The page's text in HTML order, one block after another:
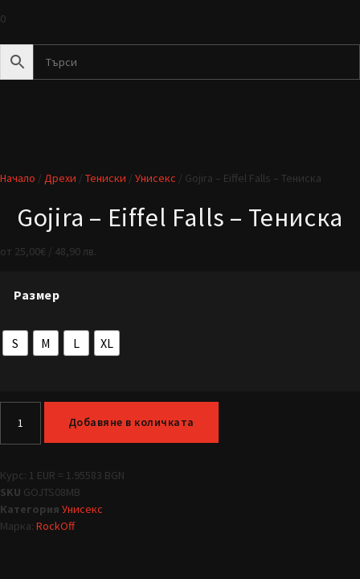
0
Начало / Дрехи / Тениски / Унисекс / Gojira – Eiffel Falls – Тениска
Gojira – Eiffel Falls – Тениска
от 25,00€ / 48,90 лв.
Размер
S M L XL
Добавяне в количката
Курс: 1 EUR = 1.95583 BGN
SKU GOJTS08MB
Категория Унисекс
Марка: RockOff